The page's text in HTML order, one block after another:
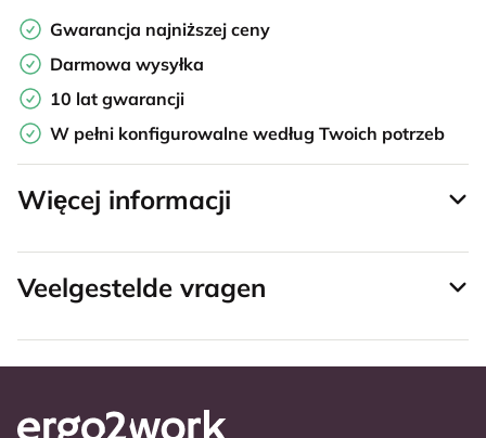
Gwarancja najniższej ceny
Darmowa wysyłka
10 lat gwarancji
W pełni konfigurowalne według Twoich potrzeb
Więcej informacji
Veelgestelde vragen